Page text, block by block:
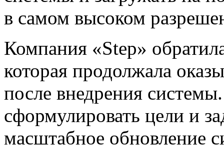
в самом высоком
Компания «Step»
которая продолжала
после внедрения
сформулировать цели и
масштабное обновление